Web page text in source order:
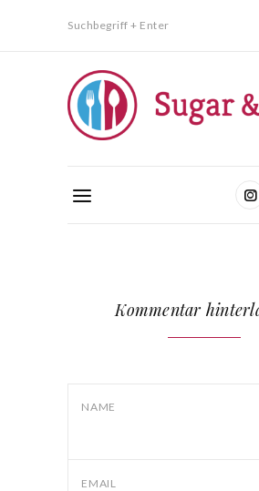
Suchbegriff + Enter
Kommentar
NAME
EMAIL